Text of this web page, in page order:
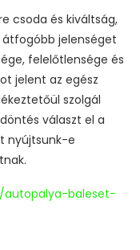
csoda és kiváltság,
jelenséget
felelőtlensége és
jelent az egész
szolgál
választ el a
nyújtsunk-e
baleset-